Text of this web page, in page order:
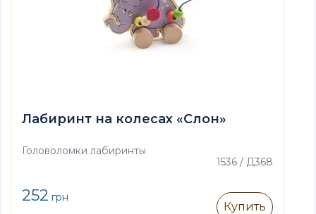
Лабиринт на колесах «Слон»
Головоломки лабиринты
1536 / Д368
252 грн
Купить